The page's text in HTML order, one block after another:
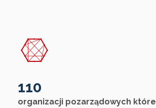
110
organizacji pozarządowych które